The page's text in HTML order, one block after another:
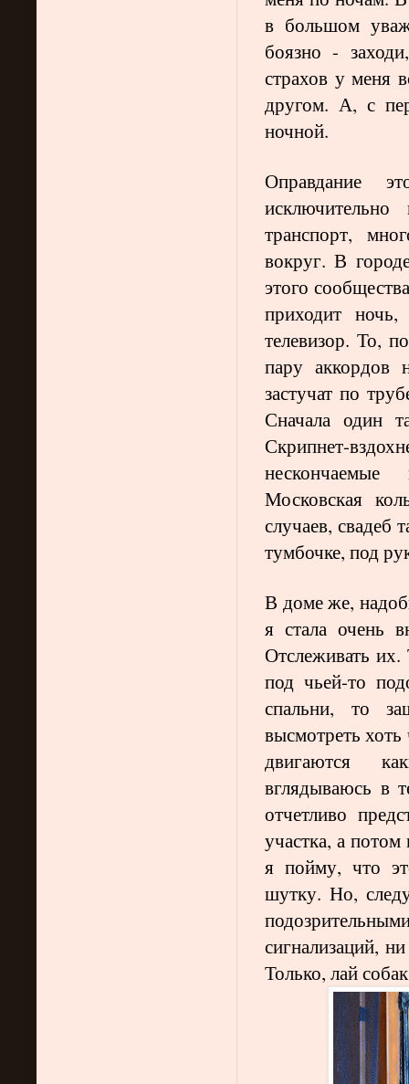
в большом
боязно -
страхов у меня
другом. А, с
ночной.
Оправдание
транспорт,
вокруг. В
этого
приходит
телевизор. То,
пару аккордов
застучат по
Сначала один
Скрипнет-
нескончаемые
Московская
случаев, свадеб
тумбочке, под
В доме же,
я стала очень
Отслеживать их.
под чьей-то
спальни, то
высмотреть
двигаются
вглядываюсь в
отчетливо
участка, а
я пойму, что
шутку. Но,
сигнализаций,
Только, лай